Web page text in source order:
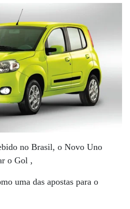
no Brasil, o Novo Uno
o Gol ,
uma das apostas para o